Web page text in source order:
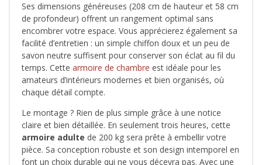
Ses dimensions généreuses (208 cm de hauteur et 58 cm
de profondeur) offrent un rangement optimal sans
encombrer votre espace. Vous apprécierez également sa
facilité d’entretien : un simple chiffon doux et un peu de
savon neutre suffisent pour conserver son éclat au fil du
temps. Cette armoire de chambre est idéale pour les
amateurs d’intérieurs modernes et bien organisés, où
chaque détail compte.
Le montage ? Rien de plus simple grâce à une notice
claire et bien détaillée. En seulement trois heures, cette
armoire adulte de 200 kg sera prête à embellir votre
pièce. Sa conception robuste et son design intemporel en
font un choix durable qui ne vous décevra pas. Avec une